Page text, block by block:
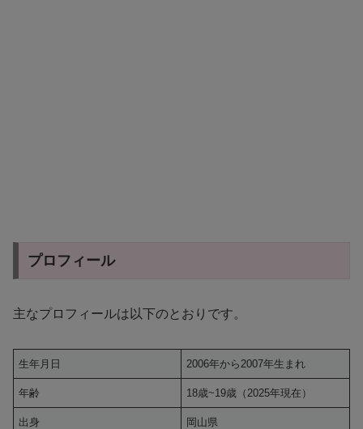
プロフィール
主なプロフィールは以下のとおりです。
生年月日 2006年から2007年生まれ
年齢 18歳~19歳（2025年現在）
出身 岡山県